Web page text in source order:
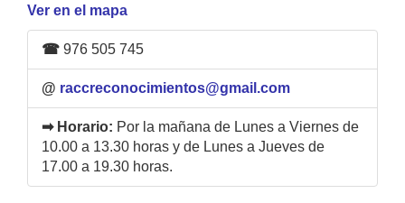
Ver en el mapa
☎ 976 505 745
@ raccreconocimientos@gmail.com
➡ Horario: Por la mañana de Lunes a Viernes de
10.00 a 13.30 horas y de Lunes a Jueves de
17.00 a 19.30 horas.